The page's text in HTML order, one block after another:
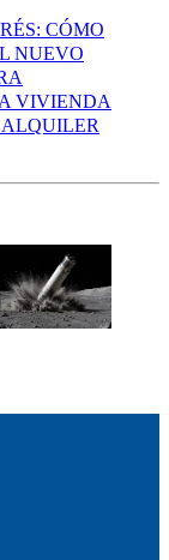
CÓMO
NUEVO
VIVIENDA